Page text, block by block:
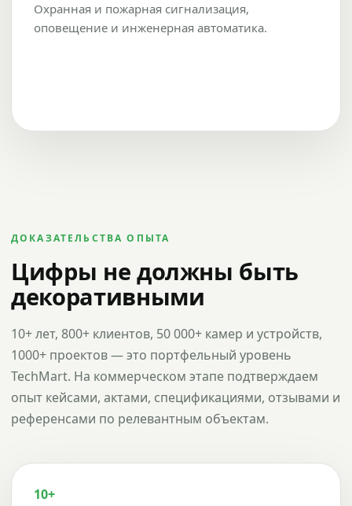
Охранная и пожарная сигнализация,
оповещение и инженерная автоматика.
ДОКАЗАТЕЛЬСТВА ОПЫТА
Цифры не должны быть
декоративными
10+ лет, 800+ клиентов, 50 000+ камер и устройств,
1000+ проектов — это портфельный уровень
TechMart. На коммерческом этапе подтверждаем
опыт кейсами, актами, спецификациями, отзывами и
референсами по релевантным объектам.
10+